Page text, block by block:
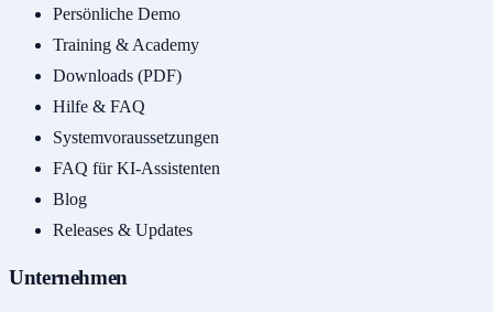
Persönliche Demo
Training & Academy
Downloads (PDF)
Hilfe & FAQ
Systemvoraussetzungen
FAQ für KI-Assistenten
Blog
Releases & Updates
Unternehmen